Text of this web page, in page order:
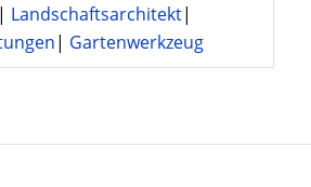
| Landschaftsarchitekt|
| Gartenwerkzeug